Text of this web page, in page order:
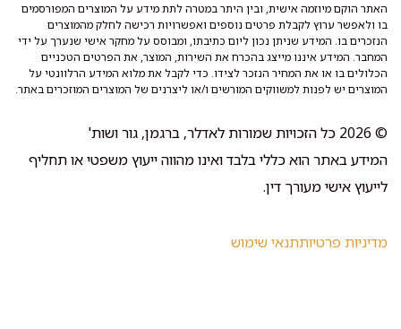
האתר הוקם מיוזמה אישית, ובין היתר במטרה לתת מידע על המוצרים המפורסמים
בו ולאפשר ערוץ לקבלת פרטים נוספים ואפשרויות רכישה לחלק מהמוצרים
הנזכרים בו. המידע שניתן נכון ליום כתיבתו, ומבוסס על מחקר אישי שנערך על ידי
המחבר. המידע איננו מייצג בהכרח את השירות, המוצר, את הפרטים הטכניים
הכלולים בו או את המחיר הנזכר לצידו. כדי לקבל את מלוא המידע הרלוונטי על
המוצרים יש לפנות למשווקים המורשים ו/או ליצרנים של המוצרים המוזכרים באתר.
© 2026 כל הזכויות שמורות לאדלר, ברגמן, גור ושות'
המידע באתר הוא כללי בלבד ואינו מהווה ייעוץ משפטי או תחליף
לייעוץ אישי מעורך דין.
מדיניות פרטיותתנאי שימוש